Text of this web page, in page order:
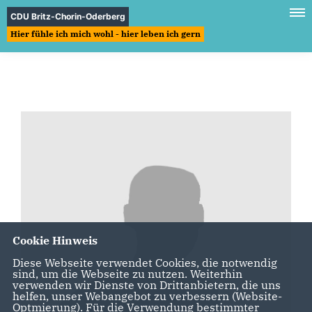
CDU Britz-Chorin-Oderberg
Hier fühle ich mich wohl - hier leben ich gern
Cookie Hinweis
Diese Webseite verwendet Cookies, die notwendig
sind, um die Webseite zu nutzen. Weiterhin
verwenden wir Dienste von Drittanbietern, die uns
helfen, unser Webangebot zu verbessern (Website-
Optmierung). Für die Verwendung bestimmter